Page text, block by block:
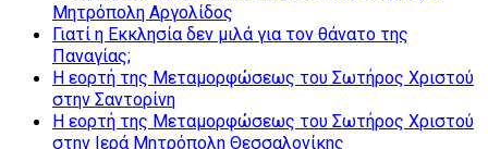
Μητρόπολη Αργολίδος
Γιατί η Εκκλησία δεν μιλά για τον θάνατο της
Παναγίας;
Η εορτή της Μεταμορφώσεως του Σωτήρος Χριστού
στην Σαντορίνη
Η εορτή της Μεταμορφώσεως του Σωτήρος Χριστού
στην Ιερά Μητρόπολη Θεσσαλονίκης